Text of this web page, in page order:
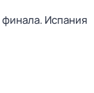
Испания